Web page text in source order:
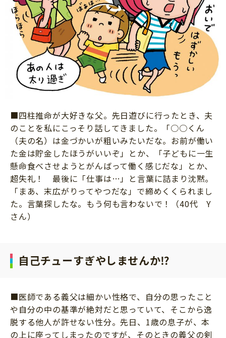
■四柱推命が大好きな父。先日遊びに行ったとき、夫
のことを私にこっそり話してきました。「○○くん
（夫の名）は金づかいが粗いみたいだな。お前が働い
た金は貯金したほうがいいぞ」とか、「子どもに一生
懸命食べさせようとがんばって働く感じだな」とか、
超失礼！ 最後に「仕事は…」と言葉に詰まり沈黙。
「まあ、末広がりってやつだな」で締めくくられまし
た。言葉探したな。もう何も言わないで！（40代 Y
さん）
自己チューすぎやしませんか⁉
■医師である義父は細かい性格で、自分の思ったこと
や自分の中の基準が絶対だと思っていて、そこから逸
脱する他人が許せない性分。先日、1歳の息子が、本
の上に座ってしまったのですが、そのときの義父の剣